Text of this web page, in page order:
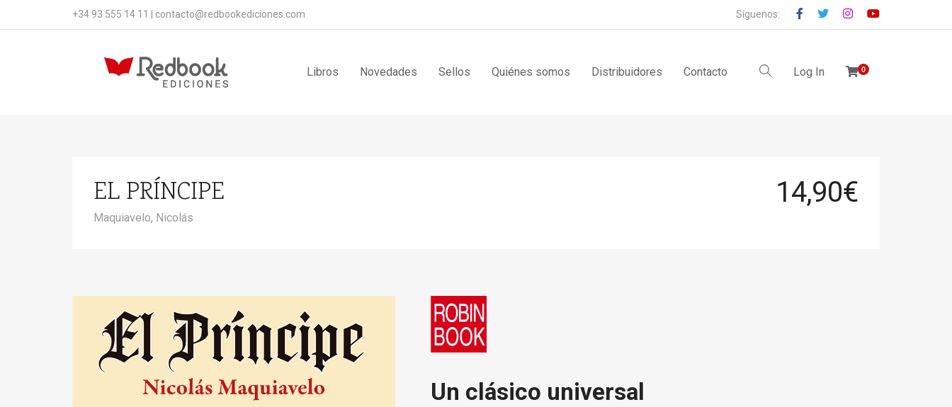
+34 93 555 14 11 contacto@redbookediciones.com Síguenos:
Libros Novedades Sellos Quiénes somos Distribuidores Contacto Log In 0
EL PRÍNCIPE
Maquiavelo, Nicolás
14,90€
Un clásico universal